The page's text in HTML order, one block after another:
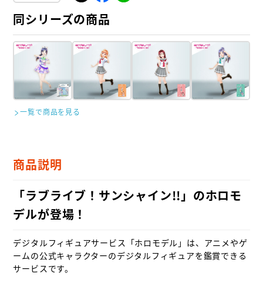
同シリーズの商品
一覧で商品を見る
商品説明
「ラブライブ！サンシャイン!!」のホロモ
デルが登場！
デジタルフィギュアサービス「ホロモデル」は、アニメやゲ
ームの公式キャラクターのデジタルフィギュアを鑑賞できる
サービスです。